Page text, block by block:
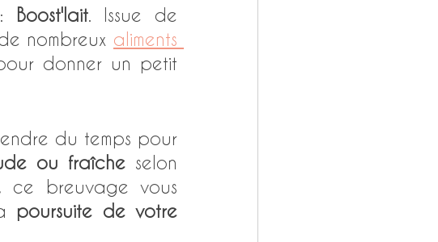
Boost'lait. Issue de
nombreux aliments
du temps pour
ou fraîche selon
, ce breuvage vous
poursuite de votre